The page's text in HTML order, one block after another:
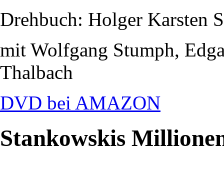
Drehbuch: Holger Karsten
mit Wolfgang Stumph,
Thalbach
DVD bei AMAZON
Stankowskis